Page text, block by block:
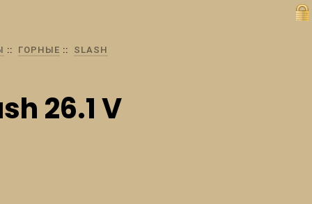
ГОРНЫЕ
SLASH
26.1 V